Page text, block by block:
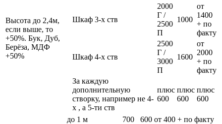
Высота до 2,4м,
если выше, то
+50%. Бук, Дуб,
Берёза, МДФ
+50%
Шкаф 3-х ств
2000
Г /
2500
П
1000
от
1400
+ по
факту
Шкаф 4-х ств
2500
Г /
3000
П
1600
от
2000
+ по
факту
За каждую
дополнительную
створку, например не 4-
х , а 5-ти ств
плюс
600
плюс
600
плюс
600
до 1 м 700 600 от 400 + по факту